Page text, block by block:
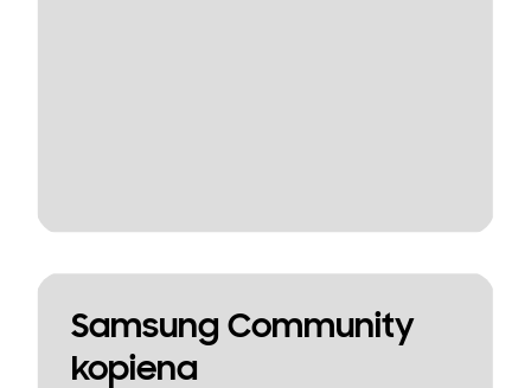
Samsung Community
kopiena